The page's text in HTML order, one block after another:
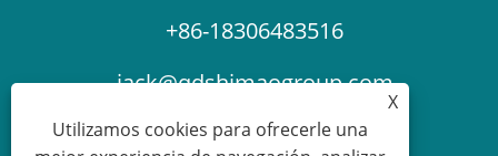
+86-18306483516
jack@qdshimaogroup.com
X
Utilizamos cookies para ofrecerle una